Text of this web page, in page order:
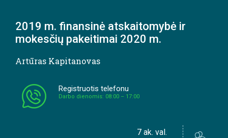
2019 m. finansinė atskaitomybė ir
mokesčių pakeitimai 2020 m.
Artūras Kapitanovas
Registruotis telefonu
Darbo dienomis: 08:00 – 17:00
7 ak. val.